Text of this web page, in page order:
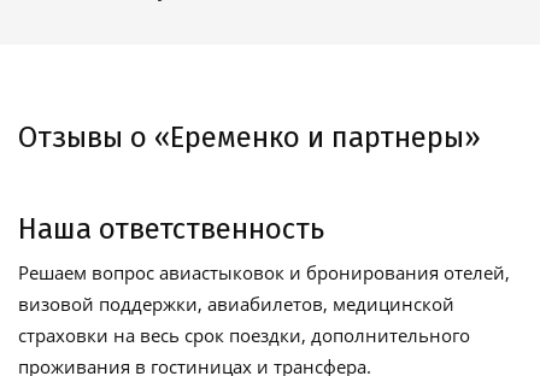
Отзывы о «Еременко и партнеры»
Наша ответственность
Решаем вопрос авиастыковок и бронирования отелей,
визовой поддержки, авиабилетов, медицинской
страховки на весь срок поездки, дополнительного
проживания в гостиницах и трансфера.